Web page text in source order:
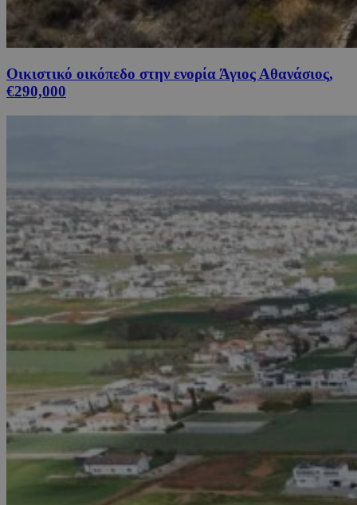
Οικιστικό οικόπεδο στην ενορία Άγιος Αθανάσιος,
€290,000